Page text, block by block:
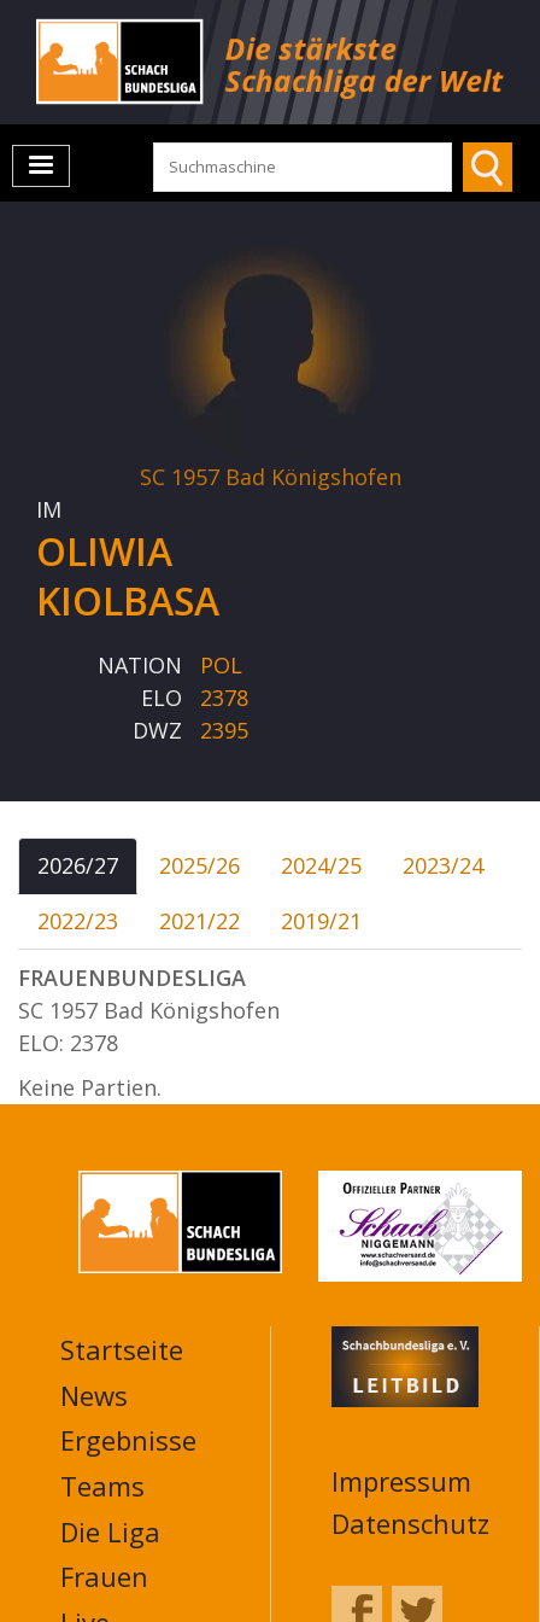
SC 1957 Bad Königshofen
IM
OLIWIA
KIOLBASA
NATION
POL
ELO
2378
DWZ
2395
2026/27 2025/26 2024/25
2023/24
2022/23
2021/22
2019/21
FRAUENBUNDESLIGA
SC 1957 Bad Königshofen
ELO: 2378
Keine Partien.
MAIN
NAVIGATION
FOOTER
Startseite
News
Ergebnisse
Teams
Die Liga
Frauen
Impressum
Datenschutz